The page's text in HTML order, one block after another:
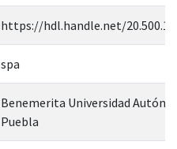
https://hdl.handle.net/
spa
Benemerita Universidad
Puebla